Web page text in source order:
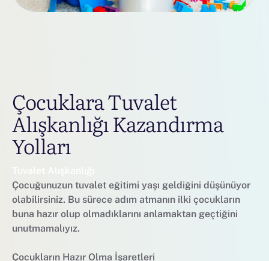
Çocuklara Tuvalet
Alışkanlığı Kazandırma
Yolları
Çocuğunuzun tuvalet eğitimi yaşı geldiğini düşünüyor
olabilirsiniz. Bu sürece adım atmanın ilki çocukların
buna hazır olup olmadıklarını anlamaktan geçtiğini
unutmamalıyız.
Çocukların Hazır Olma İşaretleri